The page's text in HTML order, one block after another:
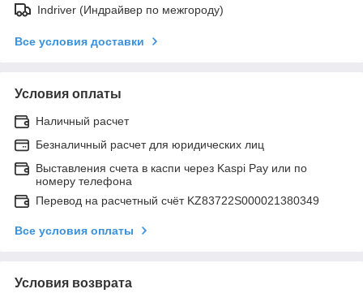
Indriver (Индрайвер по межгороду)
Все условия доставки
Условия оплаты
Наличный расчет
Безналичный расчет для юридических лиц
Выставления счета в каспи через Kaspi Pay или по
номеру телефона
Перевод на расчетный счёт KZ83722S000021380349
Все условия оплаты
Условия возврата